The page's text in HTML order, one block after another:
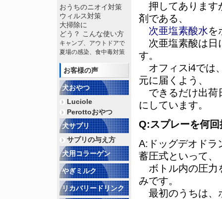
押してあります
剤である、
次亜塩素酸水を
次亜塩素酸は日
す。
オフィスi4では
元に届くよう、
できるだけ出荷
にしています。
Q:スプレーを何
A:ドッグデオドラ
蓄圧式といって、
ボトル内の圧力
みです。
最初のうちは、
おうちのニオイ対策
ウィルス対策
大掃除に
どう？ こんな使い方
キャンプ、アウトドアで
夏場の感染、食中毒対策
お客様の声
犬おやつ
Luciole
Perottoおやつ
犬サプリ
サプリの与え方
犬用コラーゲン
やぎミルク
リカバリードリンク